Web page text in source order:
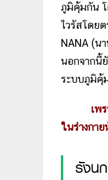
ภูมิคุ้มกัน โ
ไวรัสโดย
NANA (น
นอกจากนี้
ระบบภูมิคุ้
เพ
ในร่างกาย
รังน